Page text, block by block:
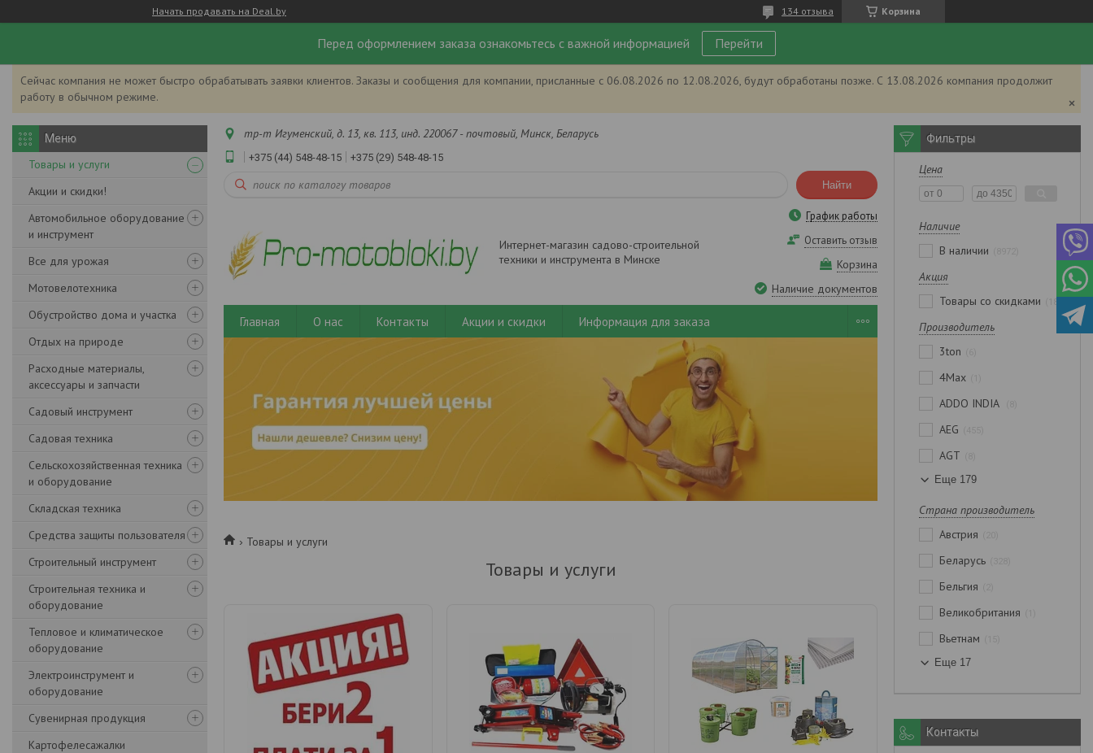
Начать продавать на Deal.by Корзина
134 отзыва
Перед оформлением заказа ознакомьтесь с важной информацией Перейти
Сейчас компания не может быстро обрабатывать заявки клиентов. Заказы и сообщения для компании, присланные с 06.08.2026 по 12.08.2026, будут обработаны позже. С 13.08.2026 компания продолжит
работу в обычном режиме.
Товары и услуги
Акции и скидки!
Автомобильное оборудование
и инструмент
Все для урожая
Мотовелотехника
Обустройство дома и участка
Отдых на природе
Расходные материалы,
аксессуары и запчасти
Садовый инструмент
Садовая техника
Сельскохозяйственная техника
и оборудование
Складская техника
Средства защиты пользователя
Строительный инструмент
Строительная техника и
оборудование
Тепловое и климатическое
оборудование
Электроинструмент и
оборудование
Сувенирная продукция
Картофелесажалки
тр-т Игуменский, д. 13, кв. 113, инд. 220067 - почтовый, Минск, Беларусь
+375 (44) 548-48-15 +375 (29) 548-48-15
Найти
Интернет-магазин садово-строительной
техники и инструмента в Минске
График работы
Оставить отзыв
Корзина
Наличие документов
Главная О нас Контакты Акции и скидки Информация для заказа
Товары и услуги
Товары и услуги
Фильтры
Цена
Наличие
В наличии
Акция
Товары со скидками
Производитель
3ton
4Max
ADDO INDIA
AEG
AGT
Еще 179
Страна производитель
Австрия
Беларусь
Бельгия
Великобритания
Вьетнам
Еще 17
Контакты